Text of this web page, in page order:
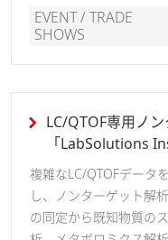
EVENT / TRADE
SHOWS
LC/QTOF専用ノ
「LabSolutions
複雑なLC/QTOFデータ
し、ノンターゲット解
の同定から既知物質の